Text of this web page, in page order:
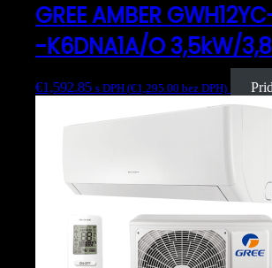
GREE AMBER
-K6DNA1A/O 3,5kW/
€1,592.85 s DPH (€1,295.00 bez DPH)